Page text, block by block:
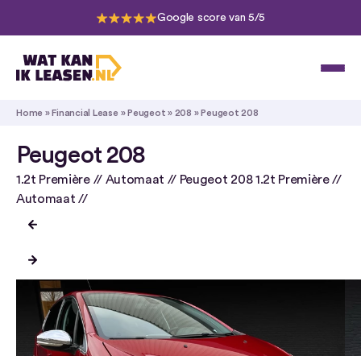
Google score van 5/5
Home »Financial Lease »Peugeot » 208 »Peugeot 208
Peugeot 208
1.2t Première // Automaat // Peugeot 208 1.2t Première //
Automaat //